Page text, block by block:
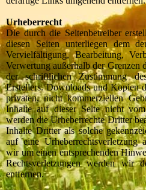
Urheberrecht
Die durch die Seitenbetreiber
diesen Seiten unterliegen dem
Vervielfältigung, Bearbeitung,
Verwertung außerhalb der Grenzen
der schriftlichen Zustimmung
Erstellers. Downloads und Kopien
privaten, nicht kommerziellen
Inhalte auf dieser Seite nicht
werden die Urheberrechte Dritter
Inhalte Dritter als solche
auf eine Urheberrechtsverletzung
wir um einen entsprechenden
Rechtsverletzungen werden wir
entfernen.